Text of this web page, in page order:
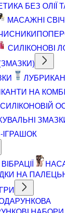
БЕЗ ОЛІЇ
МАСАЖНІ
СИЛІКОНОВІ
НА
НА ПАЛЕЦЬ